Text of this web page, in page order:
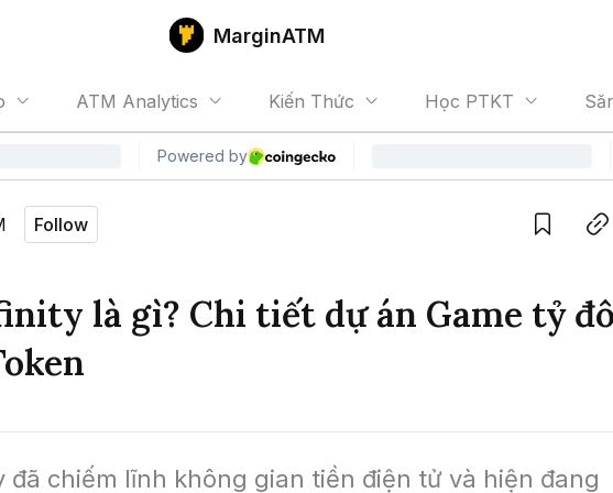
MarginATM
ATM Analytics Kiến Thức Học PTKT
Follow
là gì? Chi tiết dự án Game tỷ đô
đã chiếm lĩnh không gian tiền điện tử và hiện đang